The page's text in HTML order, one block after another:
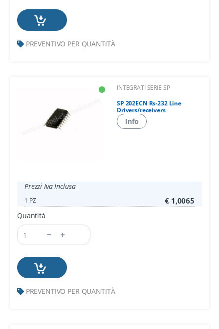
PREVENTIVO PER QUANTITÀ
INTEGRATI SERIE SP
SP 202ECN Rs-232 Line
Drivers/receivers
Info
Prezzi Iva Inclusa
1 PZ € 1,0065
Quantità
PREVENTIVO PER QUANTITÀ